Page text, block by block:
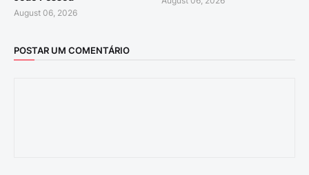
August 06, 2026
POSTAR UM COMENTÁRIO